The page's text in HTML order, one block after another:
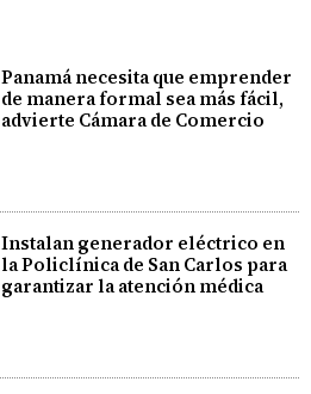
Panamá necesita que emprender
de manera formal sea más fácil,
advierte Cámara de Comercio
Instalan generador eléctrico en
la Policlínica de San Carlos para
garantizar la atención médica